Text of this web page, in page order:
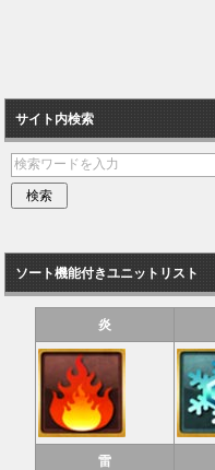
サイト内検索
ソート機能付きユニットリスト
炎
雷